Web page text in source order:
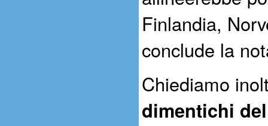
Finlandia,
conclude la
Chiediamo
dimentichi